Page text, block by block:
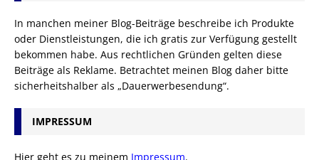
In manchen meiner Blog-Beiträge beschreibe ich Produkte
oder Dienstleistungen, die ich gratis zur Verfügung gestellt
bekommen habe. Aus rechtlichen Gründen gelten diese
Beiträge als Reklame. Betrachtet meinen Blog daher bitte
sicherheitshalber als „Dauerwerbesendung“.
IMPRESSUM
Hier geht es zu meinem Impressum.